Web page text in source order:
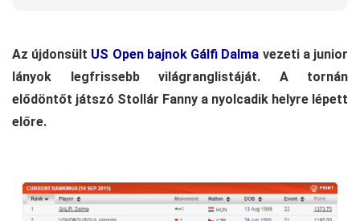
Az újdonsült US Open bajnok Gálfi Dalma vezeti a junior
lányok legfrissebb világranglistáját. A tornán
elődöntőt játszó Stollár Fanny a nyolcadik helyre lépett
előre.